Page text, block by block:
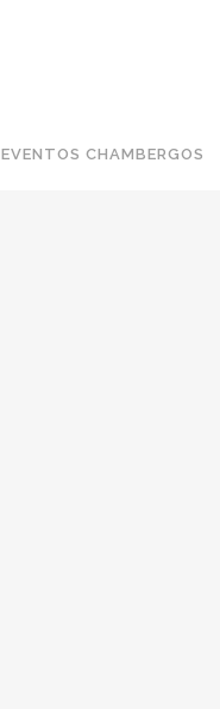
EVENTOS CHAMBERGOS